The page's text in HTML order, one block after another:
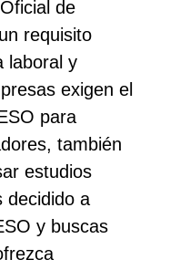
de
requisito
laboral y
exigen el
para
también
estudios
decidido a
y buscas